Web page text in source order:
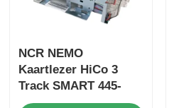
NCR NEMO
Kaartlezer HiCo 3
Track SMART 445-
0765159 4450765159